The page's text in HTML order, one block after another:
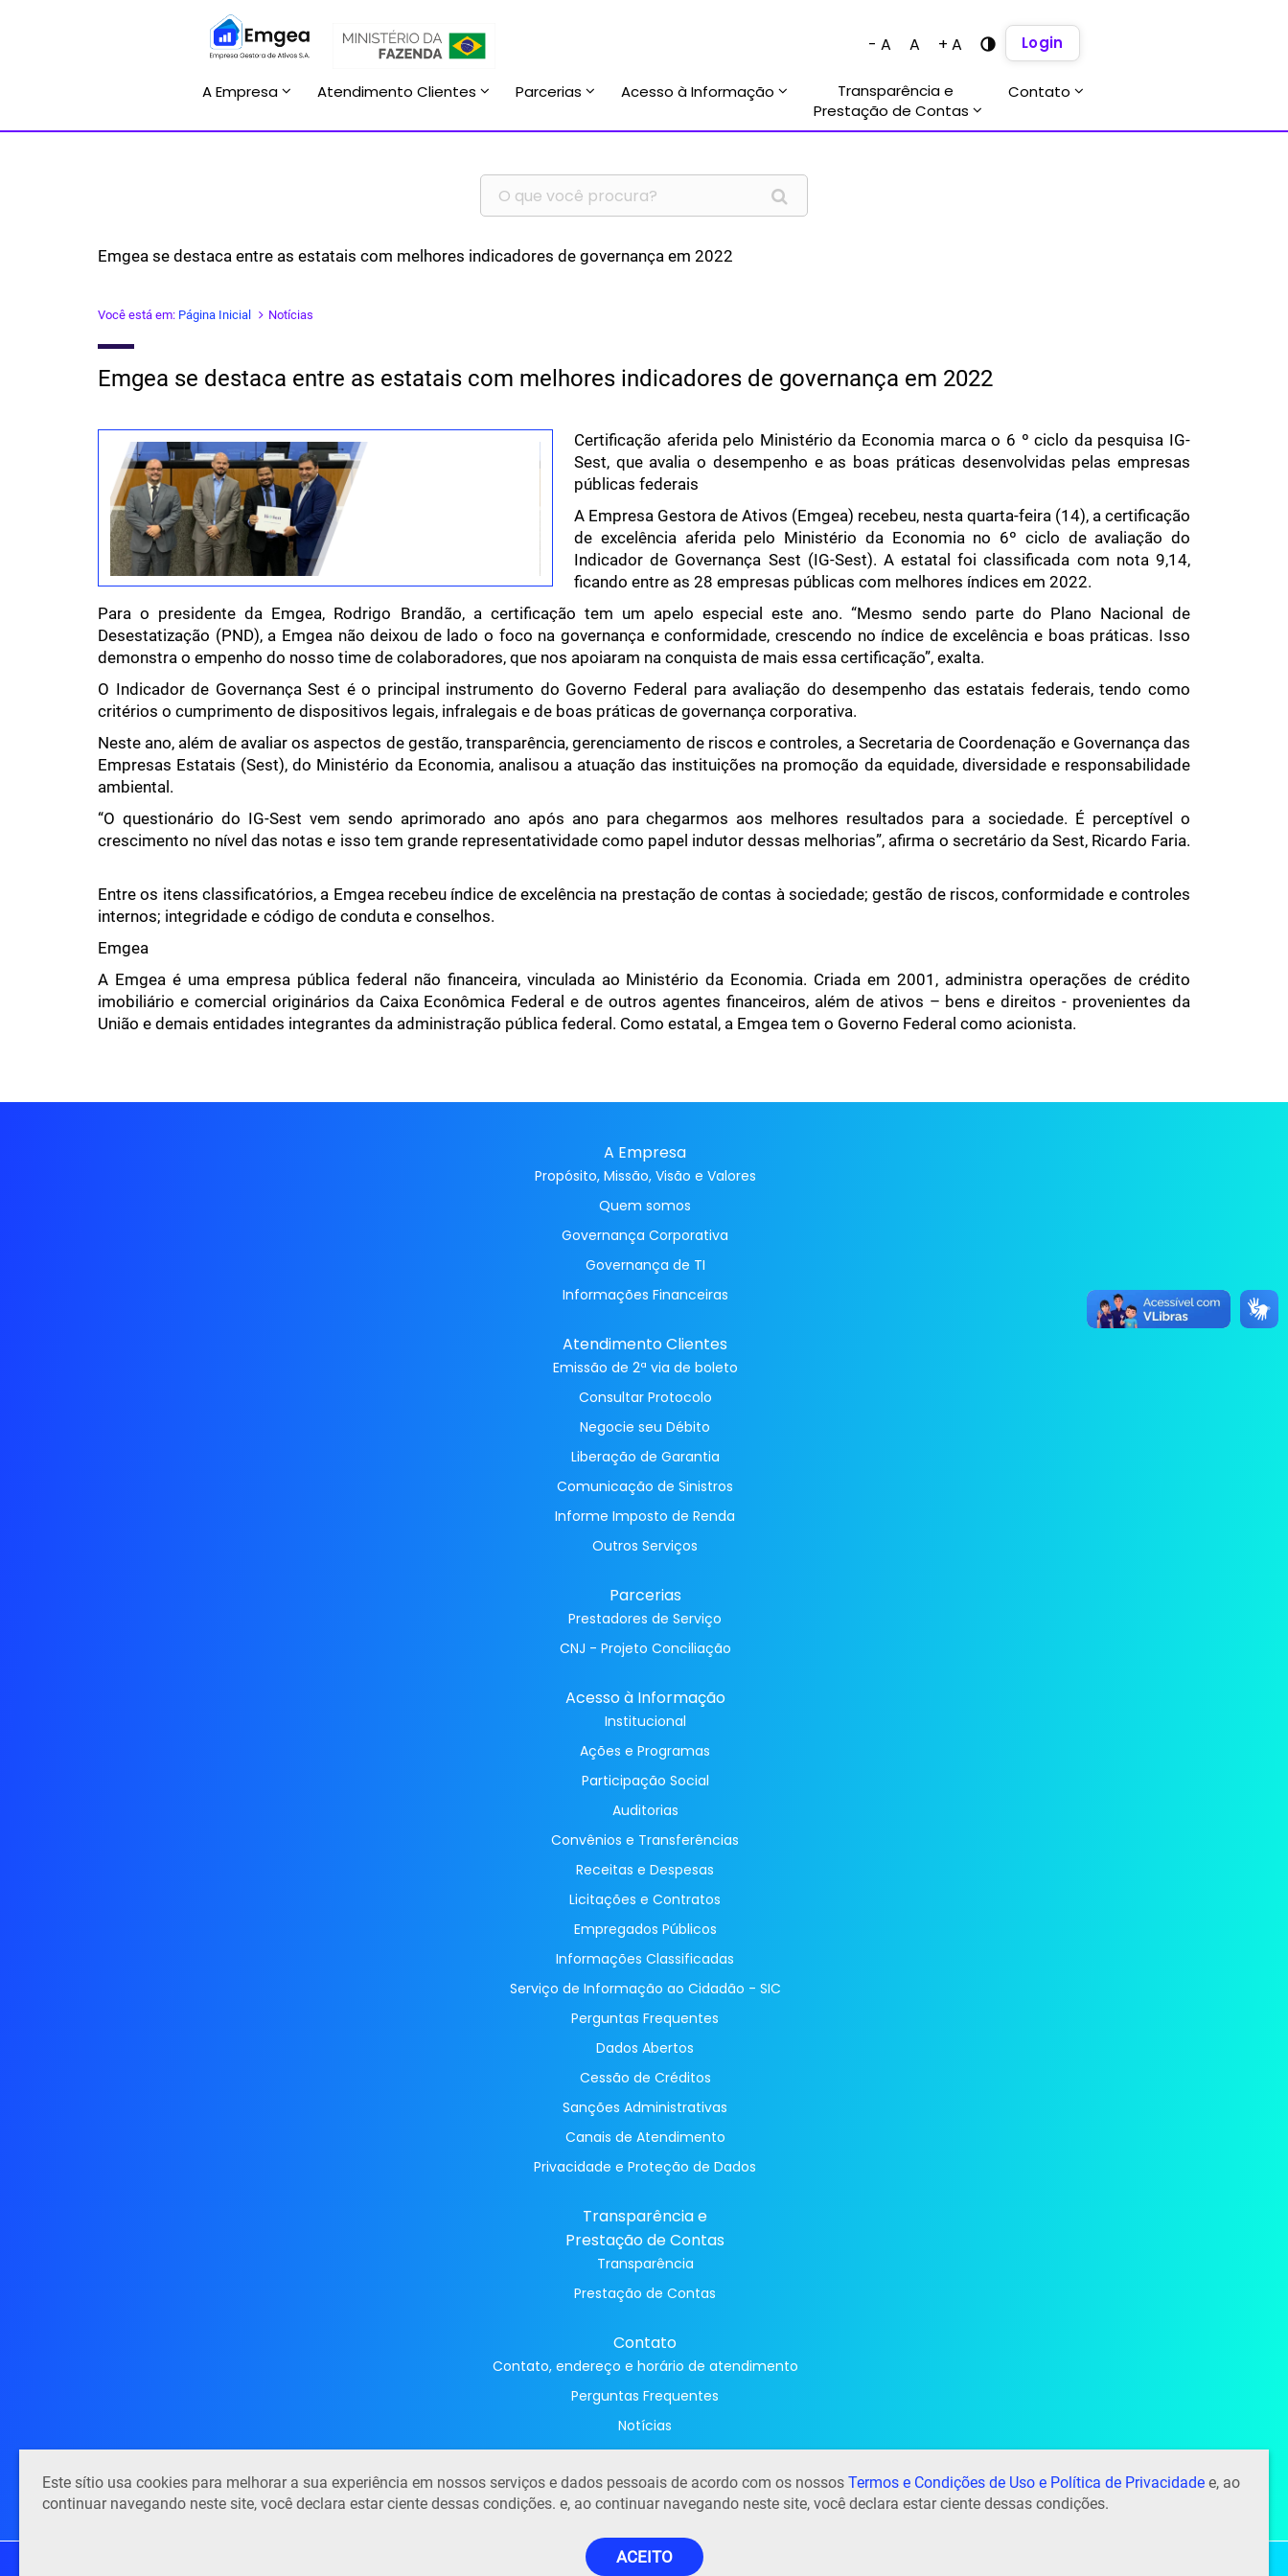
A Empresa Atendimento Clientes Parcerias Acesso à Informação
Transparência e
Prestação de Contas
Contato
- A A + A Login
Emgea se destaca entre as estatais com melhores indicadores de governança em 2022
Você está em: Página Inicial Notícias
Emgea se destaca entre as estatais com melhores indicadores de governança em 2022
Certificação aferida pelo Ministério da Economia marca o 6 º ciclo da pesquisa IG-
Sest, que avalia o desempenho e as boas práticas desenvolvidas pelas empresas
públicas federais
A Empresa Gestora de Ativos (Emgea) recebeu, nesta quarta-feira (14), a certificação
de excelência aferida pelo Ministério da Economia no 6º ciclo de avaliação do
Indicador de Governança Sest (IG-Sest). A estatal foi classificada com nota 9,14,
ficando entre as 28 empresas públicas com melhores índices em 2022.
Para o presidente da Emgea, Rodrigo Brandão, a certificação tem um apelo especial este ano. “Mesmo sendo parte do Plano Nacional de
Desestatização (PND), a Emgea não deixou de lado o foco na governança e conformidade, crescendo no índice de excelência e boas práticas. Isso
demonstra o empenho do nosso time de colaboradores, que nos apoiaram na conquista de mais essa certificação”, exalta.
O Indicador de Governança Sest é o principal instrumento do Governo Federal para avaliação do desempenho das estatais federais, tendo como
critérios o cumprimento de dispositivos legais, infralegais e de boas práticas de governança corporativa.
Neste ano, além de avaliar os aspectos de gestão, transparência, gerenciamento de riscos e controles, a Secretaria de Coordenação e Governança das
Empresas Estatais (Sest), do Ministério da Economia, analisou a atuação das instituições na promoção da equidade, diversidade e responsabilidade
ambiental.
“O questionário do IG-Sest vem sendo aprimorado ano após ano para chegarmos aos melhores resultados para a sociedade. É perceptível o
crescimento no nível das notas e isso tem grande representatividade como papel indutor dessas melhorias”, afirma o secretário da Sest, Ricardo Faria.
Entre os itens classificatórios, a Emgea recebeu índice de excelência na prestação de contas à sociedade; gestão de riscos, conformidade e controles
internos; integridade e código de conduta e conselhos.
Emgea
A Emgea é uma empresa pública federal não financeira, vinculada ao Ministério da Economia. Criada em 2001, administra operações de crédito
imobiliário e comercial originários da Caixa Econômica Federal e de outros agentes financeiros, além de ativos – bens e direitos - provenientes da
União e demais entidades integrantes da administração pública federal. Como estatal, a Emgea tem o Governo Federal como acionista.
A Empresa
Propósito, Missão, Visão e Valores
Quem somos
Governança Corporativa
Governança de TI
Informações Financeiras
Atendimento Clientes
Emissão de 2ª via de boleto
Consultar Protocolo
Negocie seu Débito
Liberação de Garantia
Comunicação de Sinistros
Informe Imposto de Renda
Outros Serviços
Parcerias
Prestadores de Serviço
CNJ - Projeto Conciliação
Acesso à Informação
Institucional
Ações e Programas
Participação Social
Auditorias
Convênios e Transferências
Receitas e Despesas
Licitações e Contratos
Empregados Públicos
Informações Classificadas
Serviço de Informação ao Cidadão - SIC
Perguntas Frequentes
Dados Abertos
Cessão de Créditos
Sanções Administrativas
Canais de Atendimento
Privacidade e Proteção de Dados
Transparência e
Prestação de Contas
Transparência
Prestação de Contas
Contato
Contato, endereço e horário de atendimento
Perguntas Frequentes
Notícias
Trabalhe conosco
Este sítio usa cookies para melhorar a sua experiência em nossos serviços e dados pessoais de acordo com os nossos Termos e Condições de Uso e Política de Privacidade e, ao
continuar navegando neste site, você declara estar ciente dessas condições. e, ao continuar navegando neste site, você declara estar ciente dessas condições.
ACEITO